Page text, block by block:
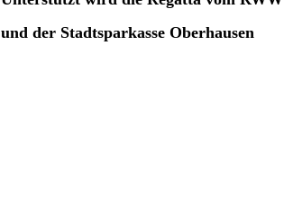
und der Stadtsparkasse Oberhausen